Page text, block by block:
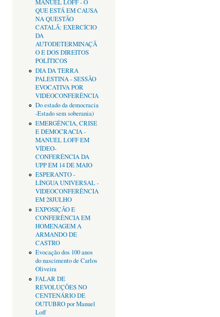
MANUEL LOFF - O
QUE ESTÁ EM CAUSA
NA QUESTÃO
CATALÃ: EXERCÍCIO
DA
AUTODETERMINAÇÃ
O E DOS DIREITOS
POLÍTICOS
DIA DA TERRA
PALESTINA - SESSÃO
EVOCATIVA POR
VIDEOCONFERÊNCIA
Do estado da democracia
-Estado sem soberania)
EMERGÊNCIA, CRISE
E DEMOCRACIA -
MANUEL LOFF EM
VÍDEO-
CONFERÊNCIA DA
UPP EM 14 DE MAIO
ESPERANTO -
LÍNGUA UNIVERSAL -
VIDEOCONFERÊNCIA
EM 28JULHO
EXPOSIÇÃO E
CONFERÊNCIA EM
HOMENAGEM A
ARMANDO DE
CASTRO
Evocação dos 100 anos
do nascimento de Carlos
Oliveira
FALAR DE
REVOLUÇÕES NO
CENTENÁRIO DE
OUTUBRO por Manuel
Loff